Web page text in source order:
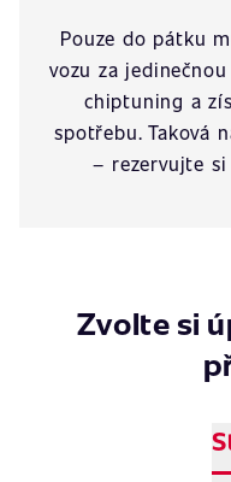
Pouze do pátku
vozu za
chiptuning a
spotřebu. Taková
– rezervujte
Zvolte si